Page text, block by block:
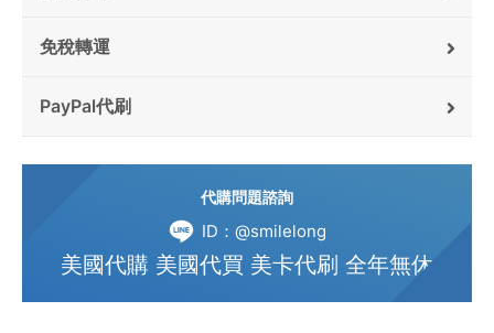
免稅轉運
PayPal代刷
代購問題諮詢
ID：@smilelong
美國代購 美國代買 美卡代刷 全年無休